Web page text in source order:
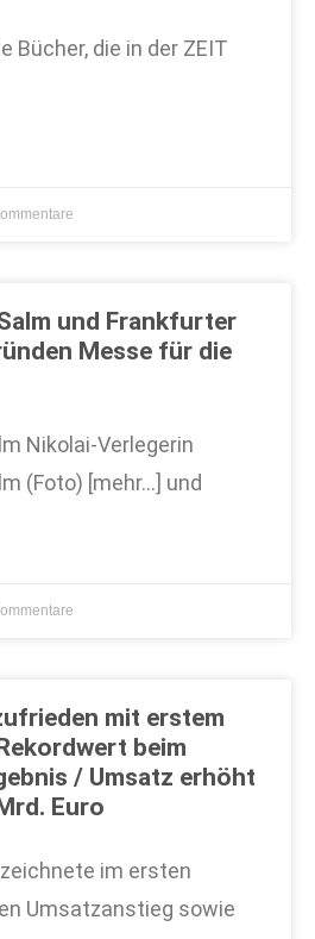
Bücher, die in der ZEIT
und Frankfurter
Messe für die
Nikolai-Verlegerin
(Foto) [mehr…] und
mit erstem
beim
/ Umsatz erhöht
Euro
im ersten
Umsatzanstieg sowie